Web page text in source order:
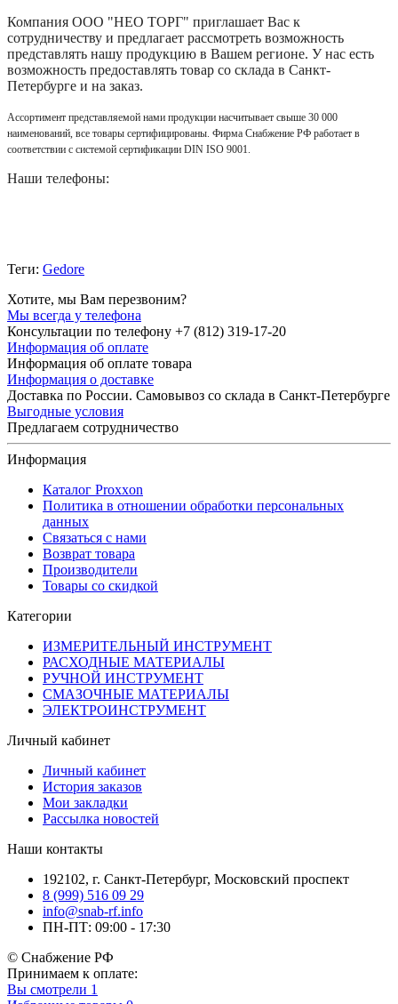
Компания ООО "НЕО ТОРГ" приглашает Вас к
сотрудничеству и предлагает рассмотреть возможность
представлять нашу продукцию в Вашем регионе. У нас есть
возможность предоставлять товар со склада в Санкт-
Петербурге и на заказ.
Ассортимент представляемой нами продукции насчитывает свыше 30 000
наименований, все товары сертифицированы. Фирма Снабжение РФ работает в
соответствии с системой сертификации DIN ISO 9001.
Наши телефоны:
Теги: Gedore
Хотите, мы Вам перезвоним?
Мы всегда у телефона
Консультации по телефону +7 (812) 319-17-20
Информация об оплате
Информация об оплате товара
Информация о доставке
Доставка по России. Самовывоз со склада в Санкт-Петербурге
Выгодные условия
Предлагаем сотрудничество
Информация
Каталог Proxxon
Политика в отношении обработки персональных
данных
Связаться с нами
Возврат товара
Производители
Товары со скидкой
Категории
ИЗМЕРИТЕЛЬНЫЙ ИНСТРУМЕНТ
РАСХОДНЫЕ МАТЕРИАЛЫ
РУЧНОЙ ИНСТРУМЕНТ
СМАЗОЧНЫЕ МАТЕРИАЛЫ
ЭЛЕКТРОИНСТРУМЕНТ
Личный кабинет
Личный кабинет
История заказов
Мои закладки
Рассылка новостей
Наши контакты
192102, г. Санкт-Петербург, Московский проспект
8 (999) 516 09 29
info@snab-rf.info
ПН-ПТ: 09:00 - 17:30
© Снабжение РФ
Принимаем к оплате:
Вы смотрели 1